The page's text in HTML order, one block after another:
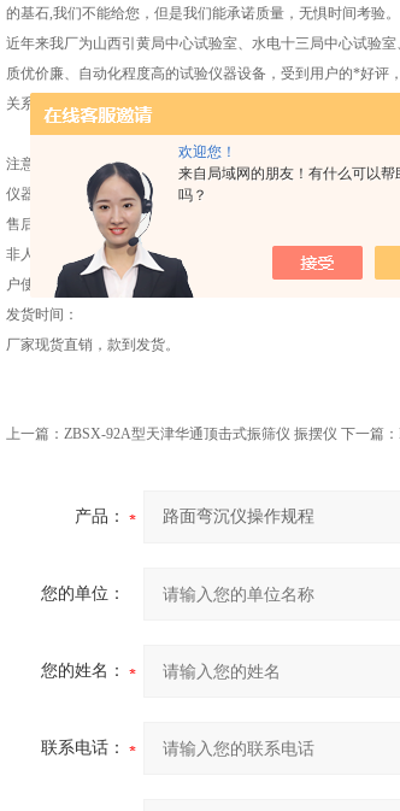
欢迎您！
来自局域网的朋友！有什么可以帮
吗？
的基石,我们不能给您，但是我们能承诺质量，无惧时间考验。
近年来我厂为山西引黄局中心试验室、水电十三局中心试验
质优价廉、自动化程度高的试验仪器设备，受到用户的*好评
关系。
注意事项：
仪器收到后当面点清，如有问题，请立刻。如遇不会使用请
售后服务：
非人为因素，我公司对售出的任何仪器实行一年内保修，三
户使用。
发货时间：
厂家现货直销，款到发货。
上一篇： ZBSX-92A型天津华通顶击式振筛仪 振摆仪 下一篇：
产品：
您的单位：
您的姓名：
联系电话：